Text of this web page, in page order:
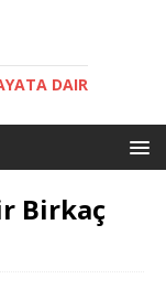
DAIR
Birkaç